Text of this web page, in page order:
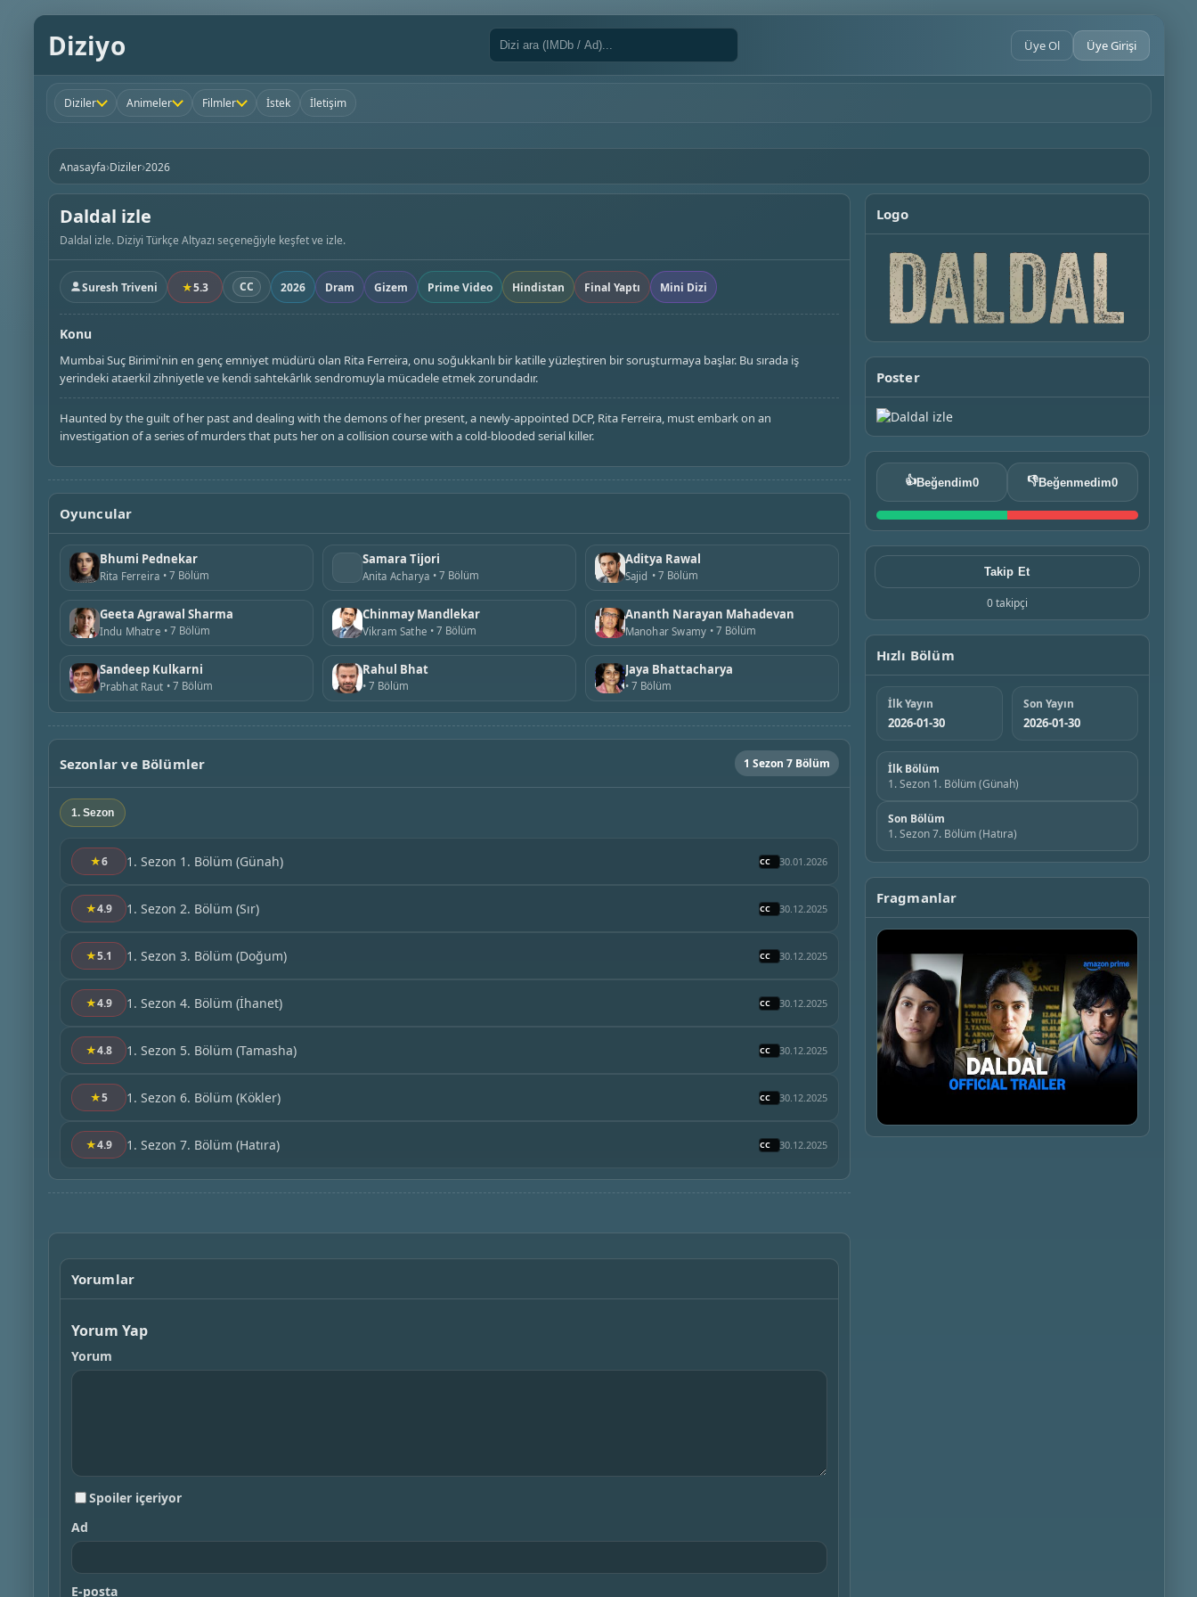
Diziyo Üye Ol Üye Girişi
Diziler Animeler Filmler İstek İletişim
Anasayfa›Diziler›2026
Daldal izle
Daldal izle. Diziyi Türkçe Altyazı seçeneğiyle keşfet ve izle.
Suresh Triveni ★5.3 CC 2026 Dram Gizem Prime Video Hindistan Final Yaptı Mini Dizi
Konu
Mumbai Suç Birimi'nin en genç emniyet müdürü olan Rita Ferreira, onu soğukkanlı bir katille yüzleştiren bir soruşturmaya başlar. Bu sırada iş
yerindeki ataerkil zihniyetle ve kendi sahtekârlık sendromuyla mücadele etmek zorundadır.
Haunted by the guilt of her past and dealing with the demons of her present, a newly-appointed DCP, Rita Ferreira, must embark on an
investigation of a series of murders that puts her on a collision course with a cold-blooded serial killer.
Oyuncular
Bhumi Pednekar
Rita Ferreira 7 Bölüm
Samara Tijori
Anita Acharya 7 Bölüm
Aditya Rawal
Sajid 7 Bölüm
Geeta Agrawal Sharma
Indu Mhatre 7 Bölüm
Chinmay Mandlekar
Vikram Sathe 7 Bölüm
Ananth Narayan Mahadevan
Manohar Swamy 7 Bölüm
Sandeep Kulkarni
Prabhat Raut 7 Bölüm
Rahul Bhat
7 Bölüm
Jaya Bhattacharya
7 Bölüm
Sezonlar ve Bölümler 1 Sezon 7 Bölüm
1. Sezon
★6 1. Sezon 1. Bölüm (Günah) 30.01.2026
★4.9 1. Sezon 2. Bölüm (Sır) 30.12.2025
★5.1 1. Sezon 3. Bölüm (Doğum) 30.12.2025
★4.9 1. Sezon 4. Bölüm (İhanet) 30.12.2025
★4.8 1. Sezon 5. Bölüm (Tamasha) 30.12.2025
★5 1. Sezon 6. Bölüm (Kökler) 30.12.2025
★4.9 1. Sezon 7. Bölüm (Hatıra) 30.12.2025
Logo
Poster
👍Beğendim0 👎Beğenmedim0
Takip Et
0 takipçi
Hızlı Bölüm
İlk Yayın
2026-01-30
Son Yayın
2026-01-30
İlk Bölüm
1. Sezon 1. Bölüm (Günah)
Son Bölüm
1. Sezon 7. Bölüm (Hatıra)
Fragmanlar
Yorumlar
Yorum Yap
Yorum
Spoiler içeriyor
Ad
E-posta